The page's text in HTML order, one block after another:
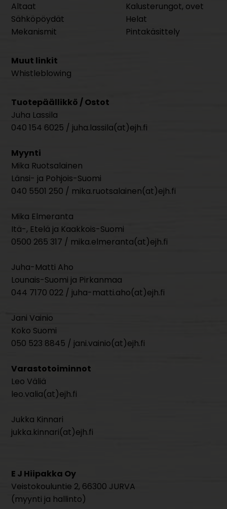
Altaat
Sähköpöydät
Mekanismit
Kalusterungot, ovet
Helat
Pintakäsittely
Muut linkit
Whistleblowing
Tuotepäällikkö / Ostot
Juha Lassila
040 154 6025 / juha.lassila(at)ejh.fi
Myynti
Mika Ruotsalainen
Länsi- ja Pohjois-Suomi
040 5501 250 / mika.ruotsalainen(at)ejh.fi
Mika Elmeranta
Itä-, Etelä ja Kaakkois-Suomi
0500 265 317 / mika.elmeranta(at)ejh.fi
Juha-Matti Aho
Lounais-Suomi ja Pirkanmaa
044 7170 022 / juha-matti.aho(at)ejh.fi
Jani Vainio
Koko Suomi
050 523 8845 / jani.vainio(at)ejh.fi
Varastotoiminnot
Leo Väliä
leo.valia(at)ejh.fi
Jukka Kinnari
jukka.kinnari(at)ejh.fi
E J Hiipakka Oy
Veistokouluntie 2, 66300 JURVA
(myynti ja hallinto)